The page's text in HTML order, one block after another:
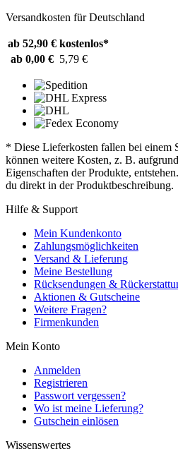
Versandkosten für Deutschland
ab 52,90 € kostenlos*
ab 0,00 € 5,79 €
* Diese Lieferkosten fallen bei einem
können weitere Kosten, z. B.
Eigenschaften der Produkte,
du direkt in der Produktbeschreibung.
Hilfe & Support
Mein Kundenkonto
Zahlungsmöglichkeiten
Versand & Lieferung
Meine Bestellung
Rücksendungen &
Aktionen & Gutscheine
Weitere Fragen?
Firmenkunden
Mein Konto
Anmelden
Registrieren
Passwort vergessen?
Wo ist meine Lieferung?
Gutschein einlösen
Wissenswertes